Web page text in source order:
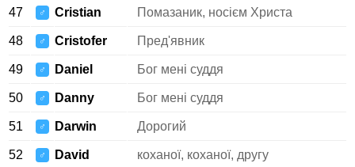
47 ♂ Cristian Помазаник, носієм Христа
48 ♂ Cristofer Пред'явник
49 ♂ Daniel Бог мені суддя
50 ♂ Danny Бог мені суддя
51 ♂ Darwin Дорогий
52 ♂ David коханої, коханої, другу